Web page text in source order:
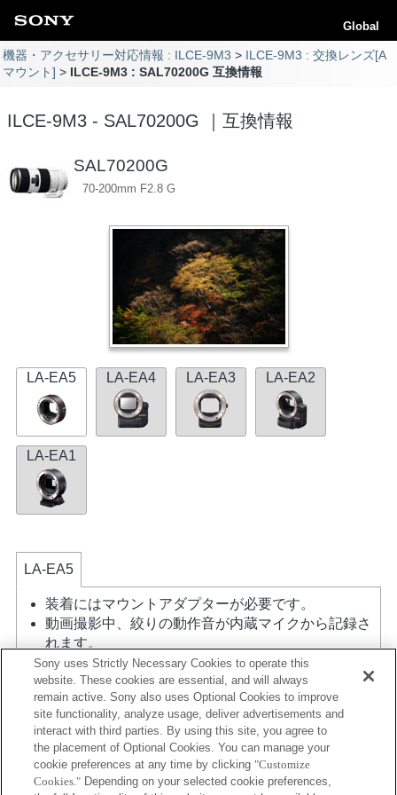
Global
機器・アクセサリー対応情報 : ILCE-9M3
ILCE-9M3 : 交換レンズ[A
マウント]
ILCE-9M3 : SAL70200G 互換情報
ILCE-9M3 - SAL70200G ｜互換情報
SAL70200G
70-200mm F2.8 G
LA-EA5 LA-EA4 LA-EA3 LA-EA2
LA-EA1
LA-EA5
装着にはマウントアダプターが必要です。
動画撮影中、絞りの動作音が内蔵マイクから記録さ
れます。
A（絞り優先）モード、S（シャッター優先）モー
ド、M（マニュアル）モード時以外では、動画撮影
中にシャッタースピードや絞りの設定ができませ
ん。
マウントアダプターを使用して「Aマウントレン
ズ」を装着した場合には、ピントリングを回しても
MFアシスト機能は自動的には起動しません。 「カ
Sony uses Strictly Necessary Cookies to operate this
website. These cookies are essential, and will always
remain active. Sony also uses Optional Cookies to improve
site functionality, analyze usage, deliver advertisements and
interact with third parties. By using this site, you agree to
the placement of Optional Cookies. You can manage your
cookie preferences at any time by clicking "Customize
Cookies." Depending on your selected cookie preferences,